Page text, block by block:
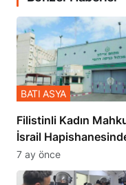
Filistinli Kadın
İsrail
Zulmü Anlattı
BATI ASYA
7 ay önce